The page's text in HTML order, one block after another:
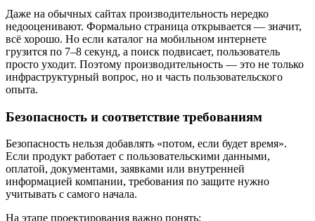
Даже на обычных сайтах производительность нередко
недооценивают. Формально страница открывается — значит,
всё хорошо. Но если каталог на мобильном интернете
грузится по 7–8 секунд, а поиск подвисает, пользователь
просто уходит. Поэтому производительность — это не только
инфраструктурный вопрос, но и часть пользовательского
опыта.
Безопасность и соответствие требованиям
Безопасность нельзя добавлять «потом, если будет время».
Если продукт работает с пользовательскими данными,
оплатой, документами, заявками или внутренней
информацией компании, требования по защите нужно
учитывать с самого начала.
На этапе проектирования важно понять: